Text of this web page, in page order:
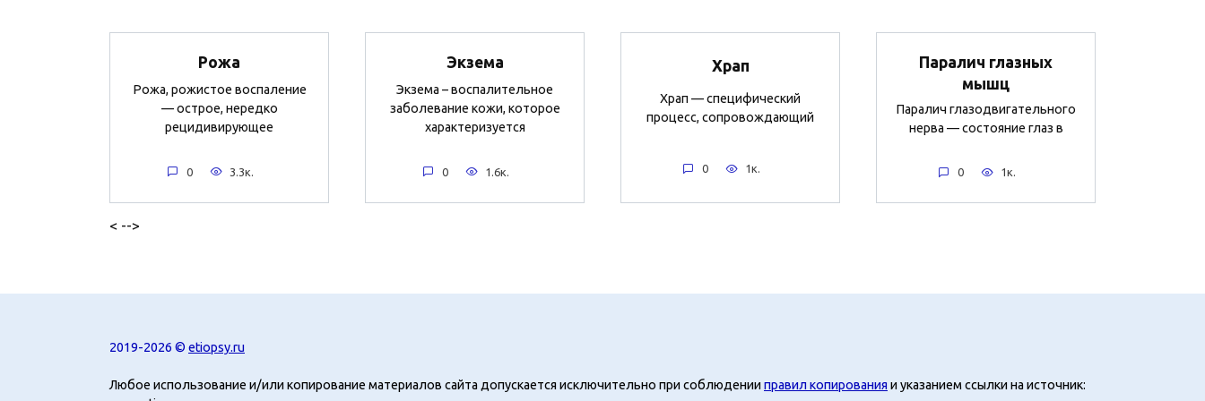
Рожа
Рожа, рожистое воспаление
— острое, нередко
рецидивирующее
0 3.3к.
Экзема
Экзема – воспалительное
заболевание кожи, которое
характеризуется
0 1.6к.
Храп
Храп — специфический
процесс, сопровождающий
0 1к.
Паралич глазных
мышц
Паралич глазодвигательного
нерва — состояние глаз в
0 1к.
< -->
2019-2026 © etiopsy.ru
Любое использование и/или копирование материалов сайта допускается исключительно при соблюденииправил копирования и указанием ссылки на источник: